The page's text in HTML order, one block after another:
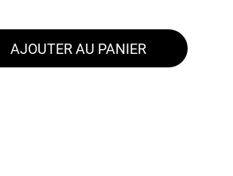
AJOUTER AU PANIER